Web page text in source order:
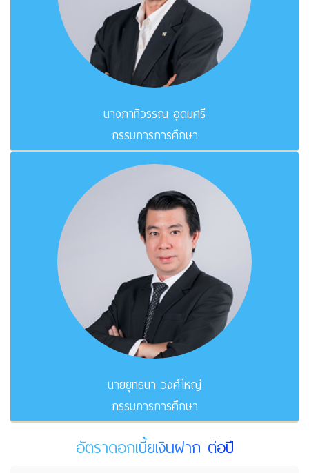
นางภาทิวรรณ อุดมศรี
กรรมการการศึกษา
นายยุทธนา วงศ์ใหญ่
กรรมการการศึกษา
อัตราดอกเบี้ยเงินฝาก ต่อปี